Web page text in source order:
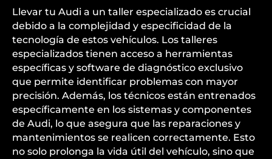
Llevar tu Audi a un taller especializado es crucial
debido a la complejidad y especificidad de la
tecnología de estos vehículos. Los talleres
especializados tienen acceso a herramientas
específicas y software de diagnóstico exclusivo
que permite identificar problemas con mayor
precisión. Además, los técnicos están entrenados
específicamente en los sistemas y componentes
de Audi, lo que asegura que las reparaciones y
mantenimientos se realicen correctamente. Esto
no solo prolonga la vida útil del vehículo, sino que